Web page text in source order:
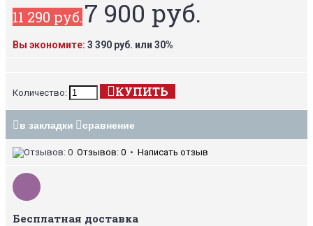
11 290 руб.7 900 руб.
Вы экономите: 3 390 руб. или 30%
Количество: КУПИТЬ
в закладки сравнение
Отзывов: 0 • Написать отзыв
Бесплатная доставка